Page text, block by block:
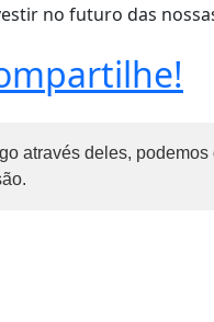
no futuro das
através deles,